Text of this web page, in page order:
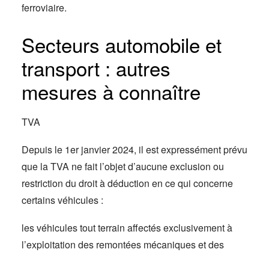
ferroviaire.
Secteurs automobile et
transport : autres
mesures à connaître
TVA
Depuis le 1er janvier 2024, il est expressément prévu
que la TVA ne fait l’objet d’aucune exclusion ou
restriction du droit à déduction en ce qui concerne
certains véhicules :
les véhicules tout terrain affectés exclusivement à
l’exploitation des remontées mécaniques et des